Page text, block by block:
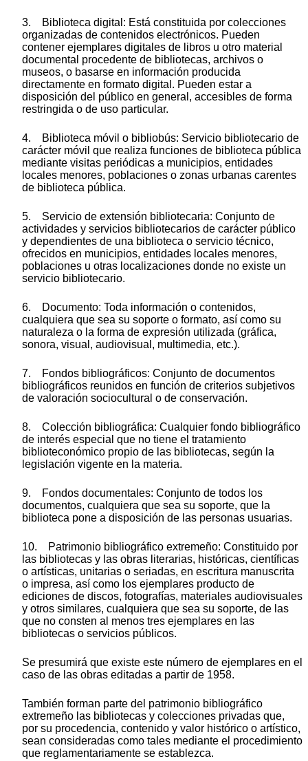
3. Biblioteca digital: Está constituida por colecciones
organizadas de contenidos electrónicos. Pueden
contener ejemplares digitales de libros u otro material
documental procedente de bibliotecas, archivos o
museos, o basarse en información producida
directamente en formato digital. Pueden estar a
disposición del público en general, accesibles de forma
restringida o de uso particular.
4. Biblioteca móvil o bibliobús: Servicio bibliotecario de
carácter móvil que realiza funciones de biblioteca pública
mediante visitas periódicas a municipios, entidades
locales menores, poblaciones o zonas urbanas carentes
de biblioteca pública.
5. Servicio de extensión bibliotecaria: Conjunto de
actividades y servicios bibliotecarios de carácter público
y dependientes de una biblioteca o servicio técnico,
ofrecidos en municipios, entidades locales menores,
poblaciones u otras localizaciones donde no existe un
servicio bibliotecario.
6. Documento: Toda información o contenidos,
cualquiera que sea su soporte o formato, así como su
naturaleza o la forma de expresión utilizada (gráfica,
sonora, visual, audiovisual, multimedia, etc.).
7. Fondos bibliográficos: Conjunto de documentos
bibliográficos reunidos en función de criterios subjetivos
de valoración sociocultural o de conservación.
8. Colección bibliográfica: Cualquier fondo bibliográfico
de interés especial que no tiene el tratamiento
biblioteconómico propio de las bibliotecas, según la
legislación vigente en la materia.
9. Fondos documentales: Conjunto de todos los
documentos, cualquiera que sea su soporte, que la
biblioteca pone a disposición de las personas usuarias.
10. Patrimonio bibliográfico extremeño: Constituido por
las bibliotecas y las obras literarias, históricas, científicas
o artísticas, unitarias o seriadas, en escritura manuscrita
o impresa, así como los ejemplares producto de
ediciones de discos, fotografías, materiales audiovisuales
y otros similares, cualquiera que sea su soporte, de las
que no consten al menos tres ejemplares en las
bibliotecas o servicios públicos.
Se presumirá que existe este número de ejemplares en el
caso de las obras editadas a partir de 1958.
También forman parte del patrimonio bibliográfico
extremeño las bibliotecas y colecciones privadas que,
por su procedencia, contenido y valor histórico o artístico,
sean consideradas como tales mediante el procedimiento
que reglamentariamente se establezca.